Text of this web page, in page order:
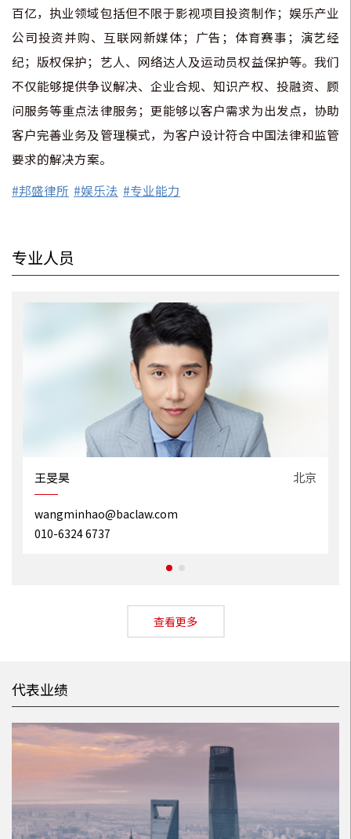
百亿，执业领域包括但不限于影视项目投资制作；娱乐产业
公司投资并购、互联网新媒体；广告；体育赛事；演艺经
纪；版权保护；艺人、网络达人及运动员权益保护等。我们
不仅能够提供争议解决、企业合规、知识产权、投融资、顾
问服务等重点法律服务；更能够以客户需求为出发点，协助
客户完善业务及管理模式，为客户设计符合中国法律和监管
要求的解决方案。
#邦盛律所 #娱乐法 #专业能力
专业人员
王旻昊 北京
wangminhao@baclaw.com
010-6324 6737
查看更多
代表业绩